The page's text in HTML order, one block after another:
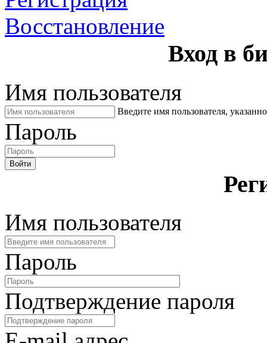
Восстановление
Вход в
Имя пользователя
Введите имя пользователя,
Пароль
Войти
Имя пользователя
Пароль
Подтверждение пароля